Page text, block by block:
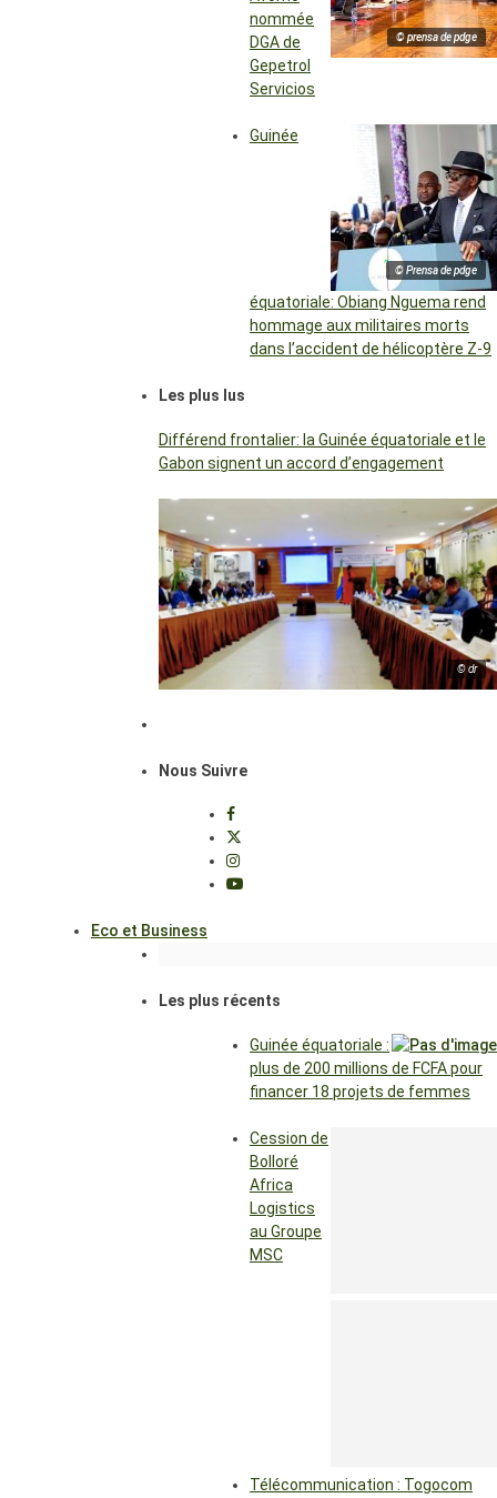
© prensa de pdge
nommée
DGA de
Gepetrol
Servicios
© Prensa de pdge
Guinée
équatoriale: Obiang Nguema rend
hommage aux militaires morts
dans l’accident de hélicoptère Z-9
Les plus lus
Différend frontalier: la Guinée équatoriale et le
Gabon signent un accord d’engagement
© dr
Nous Suivre
Eco et Business
Les plus récents
Guinée équatoriale :
plus de 200 millions de FCFA pour
financer 18 projets de femmes
Cession de
Bolloré
Africa
Logistics
au Groupe
MSC
Télécommunication : Togocom